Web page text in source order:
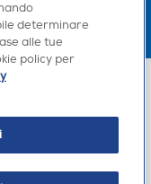
di un
su cosa
RONICS
6/a 20156 Milano
determinare
alle tue
policy per